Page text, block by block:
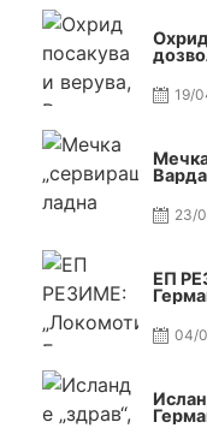
19/
23/
ЕП
04/